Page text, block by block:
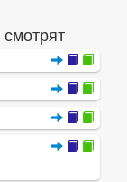
по кресту
дружбы и
по
иногда то
ей и ее
и
беседе,
в простом